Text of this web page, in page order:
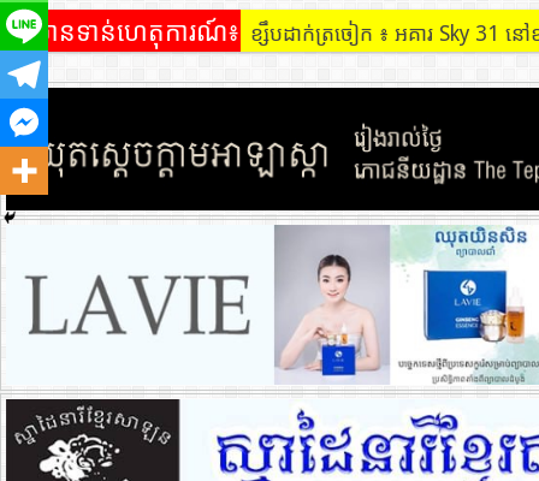
ព័ត៌មានទាន់ហេតុការណ៍៖ ខ្សឹបដាក់ត្រចៀក ៖ ដល់ករ ! ឈ្មួញដឹក